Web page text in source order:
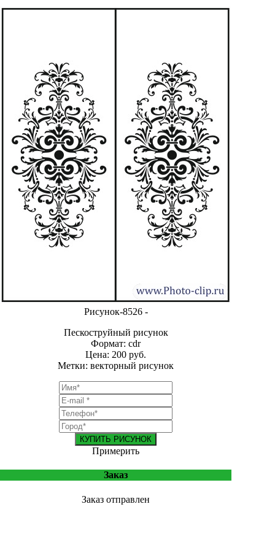
Рисунок-8526 -
Пескоструйный рисунок
Формат: cdr
Цена: 200 руб.
Метки: векторный рисунок
КУПИТЬ РИСУНОК
Примерить
Заказ
Заказ отправлен